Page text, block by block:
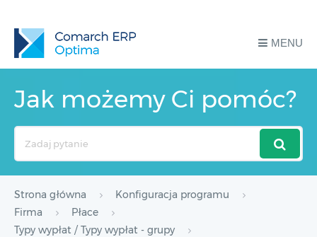
MENU
Jak możemy Ci pomóc?
Strona główna
Konfiguracja programu
Firma
Płace
Typy wypłat / Typy wypłat - grupy